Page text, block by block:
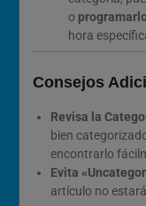
o
hora
Consejos
Revisa la
bien
encontrarlo
Evita
artículo no